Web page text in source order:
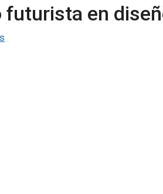
futurista en